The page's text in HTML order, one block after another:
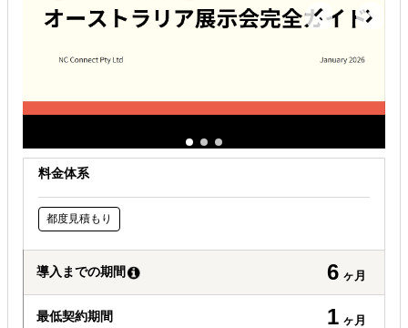
オンラインで販路開拓したい
料金体系
都度見積もり
導入までの期間 6 ヶ月
最低契約期間 1 ヶ月